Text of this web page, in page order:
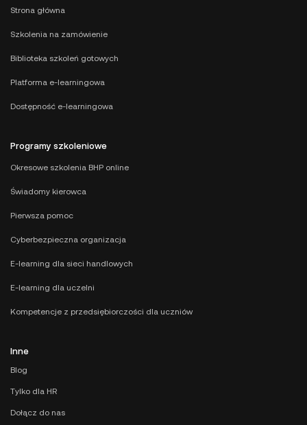
Strona główna
Szkolenia na zamówienie
Biblioteka szkoleń gotowych
Platforma e-learningowa
Dostępność e-learningowa
Programy szkoleniowe
Okresowe szkolenia BHP online
Świadomy kierowca
Pierwsza pomoc
Cyberbezpieczna organizacja
E-learning dla sieci handlowych
E-learning dla uczelni
Kompetencje z przedsiębiorczości dla uczniów
Inne
Blog
Tylko dla HR
Dołącz do nas